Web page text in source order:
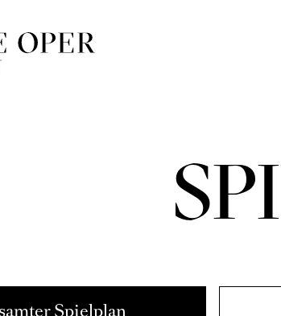
Oper
Schmiedekunst trifft